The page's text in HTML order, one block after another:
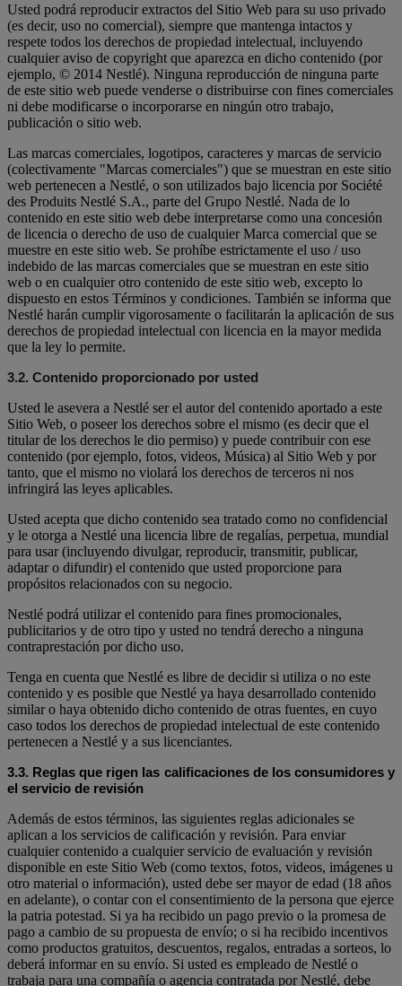
Usted podrá reproducir extractos del Sitio Web para su uso privado
(es decir, uso no comercial), siempre que mantenga intactos y
respete todos los derechos de propiedad intelectual, incluyendo
cualquier aviso de copyright que aparezca en dicho contenido (por
ejemplo, © 2014 Nestlé). Ninguna reproducción de ninguna parte
de este sitio web puede venderse o distribuirse con fines comerciales
ni debe modificarse o incorporarse en ningún otro trabajo,
publicación o sitio web.
Las marcas comerciales, logotipos, caracteres y marcas de servicio
(colectivamente "Marcas comerciales") que se muestran en este sitio
web pertenecen a Nestlé, o son utilizados bajo licencia por Société
des Produits Nestlé S.A., parte del Grupo Nestlé. Nada de lo
contenido en este sitio web debe interpretarse como una concesión
de licencia o derecho de uso de cualquier Marca comercial que se
muestre en este sitio web. Se prohíbe estrictamente el uso / uso
indebido de las marcas comerciales que se muestran en este sitio
web o en cualquier otro contenido de este sitio web, excepto lo
dispuesto en estos Términos y condiciones. También se informa que
Nestlé harán cumplir vigorosamente o facilitarán la aplicación de sus
derechos de propiedad intelectual con licencia en la mayor medida
que la ley lo permite.
3.2. Contenido proporcionado por usted
Usted le asevera a Nestlé ser el autor del contenido aportado a este
Sitio Web, o poseer los derechos sobre el mismo (es decir que el
titular de los derechos le dio permiso) y puede contribuir con ese
contenido (por ejemplo, fotos, videos, Música) al Sitio Web y por
tanto, que el mismo no violará los derechos de terceros ni nos
infringirá las leyes aplicables.
Usted acepta que dicho contenido sea tratado como no confidencial
y le otorga a Nestlé una licencia libre de regalías, perpetua, mundial
para usar (incluyendo divulgar, reproducir, transmitir, publicar,
adaptar o difundir) el contenido que usted proporcione para
propósitos relacionados con su negocio.
Nestlé podrá utilizar el contenido para fines promocionales,
publicitarios y de otro tipo y usted no tendrá derecho a ninguna
contraprestación por dicho uso.
Tenga en cuenta que Nestlé es libre de decidir si utiliza o no este
contenido y es posible que Nestlé ya haya desarrollado contenido
similar o haya obtenido dicho contenido de otras fuentes, en cuyo
caso todos los derechos de propiedad intelectual de este contenido
pertenecen a Nestlé y a sus licenciantes.
3.3. Reglas que rigen las calificaciones de los consumidores y
el servicio de revisión
Además de estos términos, las siguientes reglas adicionales se
aplican a los servicios de calificación y revisión. Para enviar
cualquier contenido a cualquier servicio de evaluación y revisión
disponible en este Sitio Web (como textos, fotos, videos, imágenes u
otro material o información), usted debe ser mayor de edad (18 años
en adelante), o contar con el consentimiento de la persona que ejerce
la patria potestad. Si ya ha recibido un pago previo o la promesa de
pago a cambio de su propuesta de envío; o si ha recibido incentivos
como productos gratuitos, descuentos, regalos, entradas a sorteos, lo
deberá informar en su envío. Si usted es empleado de Nestlé o
trabaja para una compañía o agencia contratada por Nestlé, debe